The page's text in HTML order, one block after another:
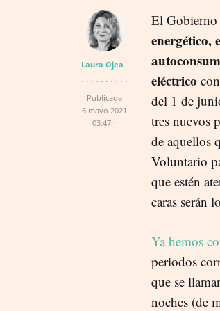
Laura Ojea
Publicada
6 mayo 2021
03:47h
El Gobierno
energético,
eléctrico
del 1 de
tres nuevos
de aquellos
Voluntario
que estén
caras serán
Ya hemos
periodos
que se
noches (de